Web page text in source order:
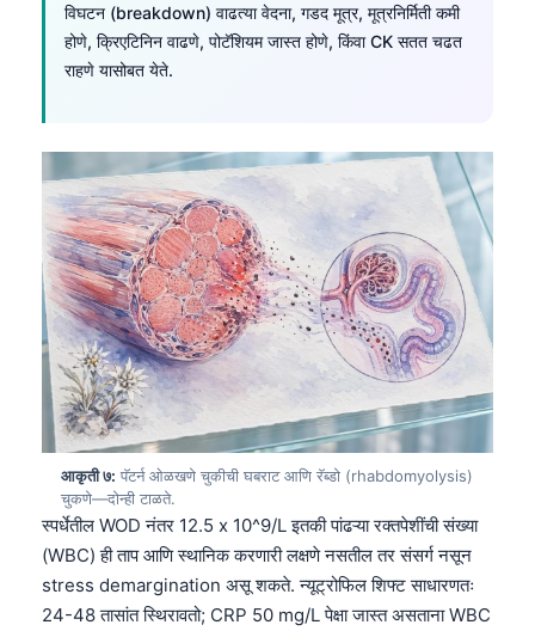
विघटन (breakdown) वाढत्या वेदना, गडद मूत्र, मूत्रनिर्मिती कमी
होणे, क्रिएटिनिन वाढणे, पोटॅशियम जास्त होणे, किंवा CK सतत चढत
राहणे यासोबत येते.
आकृती ७: पॅटर्न ओळखणे चुकीची घबराट आणि रॅब्डो (rhabdomyolysis)
चुकणे—दोन्ही टाळते.
स्पर्धेतील WOD नंतर 12.5 x 10^9/L इतकी पांढऱ्या रक्तपेशींची संख्या
(WBC) ही ताप आणि स्थानिक करणारी लक्षणे नसतील तर संसर्ग नसून
stress demargination असू शकते. न्यूट्रोफिल शिफ्ट साधारणतः
24-48 तासांत स्थिरावतो; CRP 50 mg/L पेक्षा जास्त असताना WBC
Basa Jawa
Cebuano
ئۇيغۇرچە
Кыргызча
Татар теле
Беларуская мова
Esperanto
Frysk
Ślōnskŏ gŏdka
Norsk bokmål